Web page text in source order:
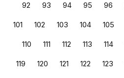
92 93 94 95 96
101 102 103 104 105
110 111 112 113 114
119 120 121 122 123